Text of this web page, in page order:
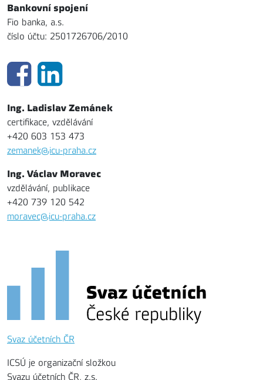
Bankovní spojení
Fio banka, a.s.
číslo účtu: 2501726706/2010
Ing. Ladislav Zemánek
certifikace, vzdělávání
+420 603 153 473
zemanek@icu-praha.cz
Ing. Václav Moravec
vzdělávání, publikace
+420 739 120 542
moravec@icu-praha.cz
Svaz účetních ČR
ICSÚ je organizační složkou
Svazu účetních ČR, z.s.